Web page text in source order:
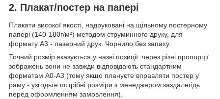
2. Плакат/постер на папері
Плакати високої якості, надруковані на щільному постерному
папері (140-180г/м²) методом струминного друку, для
формату А3 - лазерний друк. Чорнило без запаху.
Точний розмір вказується у назві позиції: через різні пропорції
зображень вони не завжди відповідають стандартним
форматам А0-А3 (тому якщо плануєте вправляти постер у
раму - узгодьте потрібні розміри з менеджером заздалегідь
перед оформленням замовлення).